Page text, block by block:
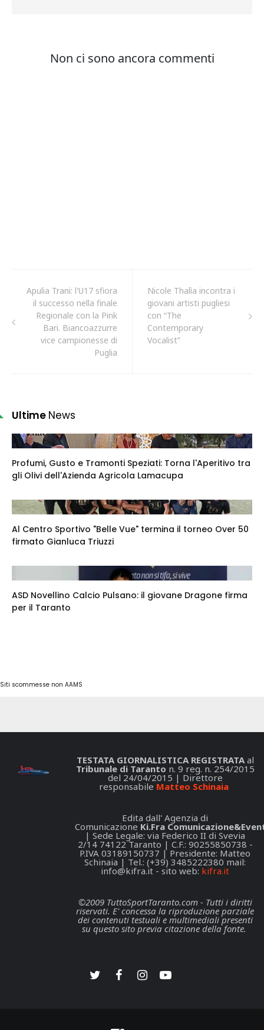
Apulia Trani: l'U17 sfiora
il successo nella finale
Regionale con la Pink
Bari. Biancoazzurre
vice campionesse di
Puglia
Nicole Thalìa incontra i
giovani artisti pugliesi
con “The
Contemporary
Vocalist”
Ultime News
Profumi, Gusto e Tramonti Speziati: Torna l'Aperitivo tra
gli Olivi dell'Azienda Agricola Lamacupa
Al Centro Sportivo "Belle Vue" termina il torneo Over 50
firmato Gianluca Triuzzi
ASD Novellino Calcio Pulsano: il giovane Dragone firma
per il Taranto
Siti scommesse non AAMS
TESTATA GIORNALISTICA REGISTRATAal
Tribunale di Taranto n. 9 reg. n. 254/2015
del 24/04/2015 | Direttore
responsabile Matteo Schinaia
Edita dall' Agenzia di
Comunicazione Ki.Fra
| Sede Legale: via Federico II di Svevia
2/14 74122 Taranto | C.F.: 90255850738 -
P.IVA 03189150737 | Presidente: Matteo
Schinaia | Tel.: (+39) 3485222380 mail:
info@kifra.it - sito web: kifra.it
©2009 TuttoSportTaranto.com - Tutti i diritti
riservati. E' concessa la riproduzione parziale
dei contenuti testuali e multimediali presenti
su questo sito previa citazione della fonte.